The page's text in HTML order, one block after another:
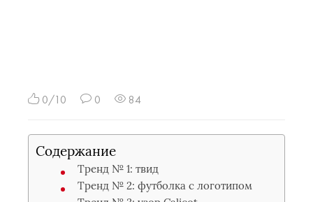
0/10 0 84
Содержание
Тренд № 1: твид
Тренд № 2: футболка с логотипом